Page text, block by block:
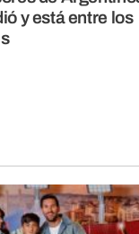
y está entre los